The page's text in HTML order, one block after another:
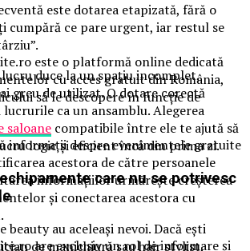
este dotarea etapizată, fără o
cumpără ce pare urgent, iar restul se
duce la un spațiu incomplet,
greu de utilizat. O dotare corectă
lucrurile ca un ansamblu. Alegerea
saloane compatibile între ele te ajută să
logic și eficient încă din prima zi.
care nu se potrivesc
beauty au aceleași nevoi. Dacă ești
de manichiură sau hair stylist,
este o platformă online dedicată
cu acces gratuit din România,
să le descopere în funcție de
informații despre evenimentele gratuite
acestora de către persoanele
informațiilor urmărește creșterea
și conectarea acestora cu
are exclusiv un rol de informare și